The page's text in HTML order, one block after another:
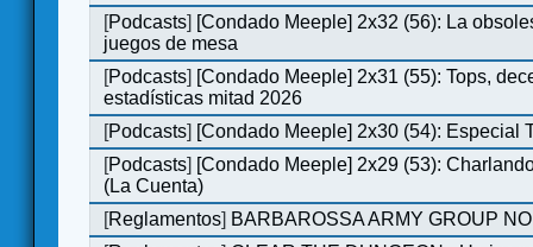
[Podcasts] [Condado Meeple] 2x32 (56): La
juegos de mesa
[Podcasts] [Condado Meeple] 2x31 (55): Tops,
estadísticas mitad 2026
[Podcasts] [Condado Meeple] 2x30 (54): Especial
[Podcasts] [Condado Meeple] 2x29 (53):
(La Cuenta)
[Reglamentos] BARBAROSSA ARMY GROUP